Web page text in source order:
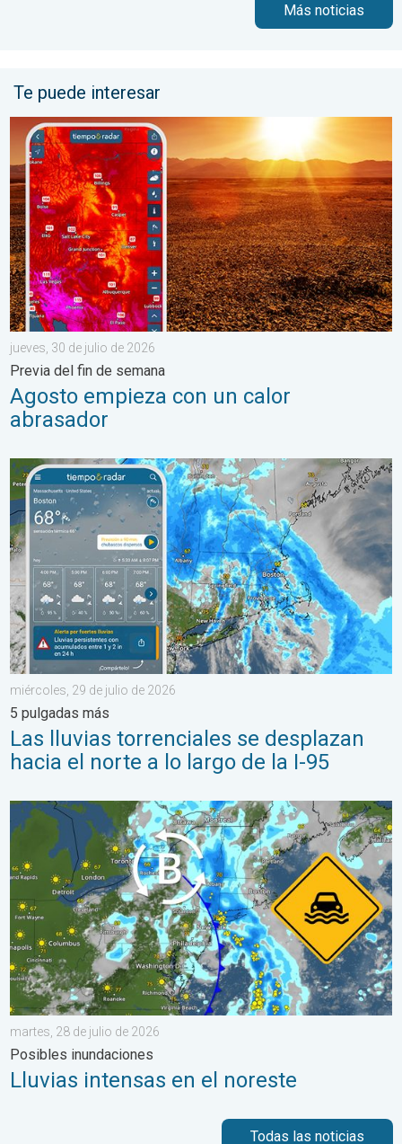
Más noticias
Te puede interesar
Agosto empieza con un calor abrasador. Previa del fin de
jueves, 30 de julio de 2026
Previa del fin de semana
Agosto empieza con un calor
abrasador
Las lluvias torrenciales se desplazan hacia el norte a lo
miércoles, 29 de julio de 2026
5 pulgadas más
Las lluvias torrenciales se desplazan
hacia el norte a lo largo de la I-95
Lluvias intensas en el noreste. Posibles inundaciones. . .
martes, 28 de julio de 2026
Posibles inundaciones
Lluvias intensas en el noreste
Todas las noticias